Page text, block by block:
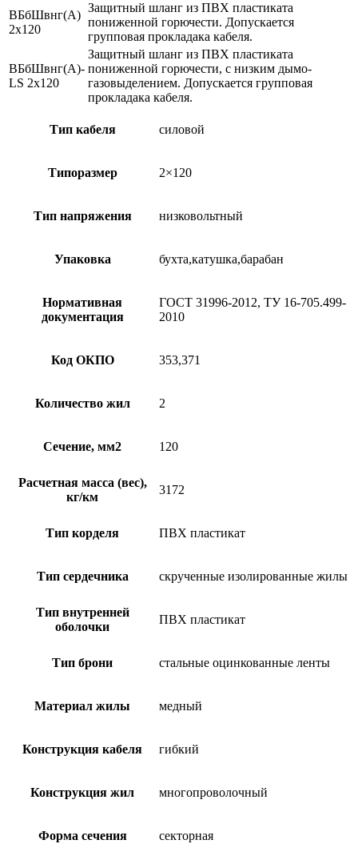
ВБбШвнг(А)
2х120
Защитный шланг из ПВХ пластиката
пониженной горючести. Допускается
групповая прокладака кабеля.
ВБбШвнг(А)-
LS 2х120
Защитный шланг из ПВХ пластиката
пониженной горючести, с низким дымо-
газовыделением. Допускается групповая
прокладака кабеля.
Тип кабеля силовой
Типоразмер 2×120
Тип напряжения низковольтный
Упаковка бухта,катушка,барабан
Нормативная
документация
ГОСТ 31996-2012, ТУ 16-705.499-
2010
Код ОКПО 353,371
Количество жил 2
Сечение, мм2 120
Расчетная масса (вес),
кг/км
3172
Тип корделя ПВХ пластикат
Тип сердечника скрученные изолированные жилы
Тип внутренней
оболочки
ПВХ пластикат
Тип брони стальные оцинкованные ленты
Материал жилы медный
Конструкция кабеля гибкий
Конструкция жил многопроволочный
Форма сечения секторная